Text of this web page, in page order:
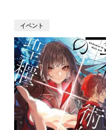
イベント